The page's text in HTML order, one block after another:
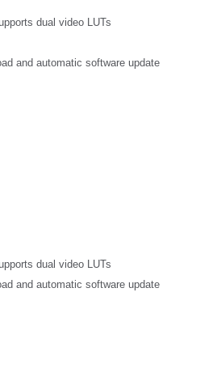
dual video LUTs
and automatic software update
dual video LUTs
and automatic software update